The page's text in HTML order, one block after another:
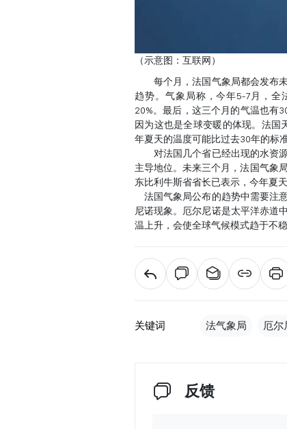
（示意图：互联网）
每个月，法国气象局都会发布未
趋势。气象局称，今年5-7月，全
20%。最后，这三个月的气温也有
因为这也是全球变暖的体现。法国
年夏天的温度可能比过去30年的标
对法国几个省已经出现的水资源
主导地位。未来三个月，法国气象
东比利牛斯省省长已表示，今年夏
法国气象局公布的趋势中需要注
尼诺现象。厄尔尼诺是太平洋赤道
温上升，会使全球气候模式趋于不
关键词 法气象局 厄尔
反馈